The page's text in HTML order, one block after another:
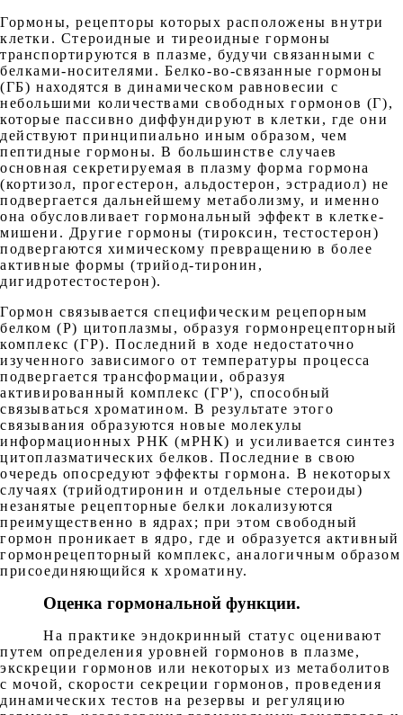
Гормоны, рецепторы которых расположены внутри
клетки. Стероидные и тиреоидные гормоны
транспортируются в плазме, будучи связанными с
белками-носителями. Белко-во-связанные гормоны
(ГБ) находятся в динамическом равновесии с
небольшими количествами свободных гормонов (Г),
которые пассивно диффундируют в клетки, где они
действуют принципиально иным образом, чем
пептидные гормоны. В большинстве случаев
основная секретируемая в плазму форма гормона
(кортизол, прогестерон, альдостерон, эстрадиол) не
подвергается дальнейшему метаболизму, и именно
она обусловливает гормональный эффект в клетке-
мишени. Другие гормоны (тироксин, тестостерон)
подвергаются химическому превращению в более
активные формы (трийод-тиронин,
дигидротестостерон).
Гормон связывается специфическим рецепорным
белком (Р) цитоплазмы, образуя гормонрецепторный
комплекс (ГР). Последний в ходе недостаточно
изученного зависимого от температуры процесса
подвергается трансформации, образуя
активированный комплекс (ГР'), способный
связываться хроматином. В результате этого
связывания образуются новые молекулы
информационных РНК (мРНК) и усиливается синтез
цитоплазматических белков. Последние в свою
очередь опосредуют эффекты гормона. В некоторых
случаях (трийодтиронин и отдельные стероиды)
незанятые рецепторные белки локализуются
преимущественно в ядрах; при этом свободный
гормон проникает в ядро, где и образуется активный
гормонрецепторный комплекс, аналогичным образом
присоединяющийся к хроматину.
Оценка гормональной функции.
На практике эндокринный статус оценивают
путем определения уровней гормонов в плазме,
экскреции гормонов или некоторых из метаболитов
с мочой, скорости секреции гормонов, проведения
динамических тестов на резервы и регуляцию